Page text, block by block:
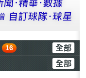
16